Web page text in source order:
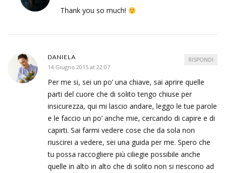
Thank you so much!
DANIELA
14 Giugno 2015 at 22:07
Per me si, sei un po’ una chiave, sai aprire quelle
parti del cuore che di solito tengo chiuse per
insicurezza, qui mi lascio andare, leggo le tue parole
e le faccio un po’ anche mie, cercando di capire e di
capirti. Sai farmi vedere cose che da sola non
riuscirei a vedere, sei una guida per me. Spero che
tu possa raccogliere più ciliegie possibile anche
quelle in alto in alto che di solito non si riescono ad
RISPONDI